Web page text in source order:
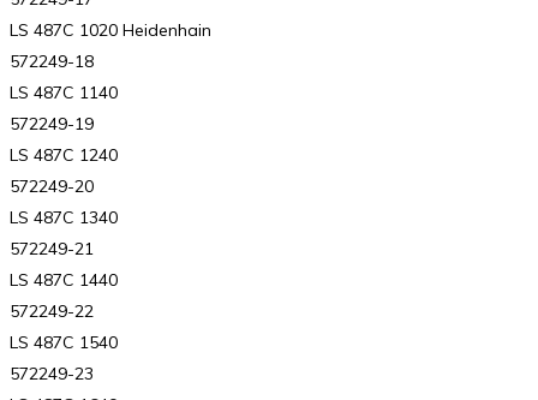
LS 487C 1020 Heidenhain
572249-18
LS 487C 1140
572249-19
LS 487C 1240
572249-20
LS 487C 1340
572249-21
LS 487C 1440
572249-22
LS 487C 1540
572249-23